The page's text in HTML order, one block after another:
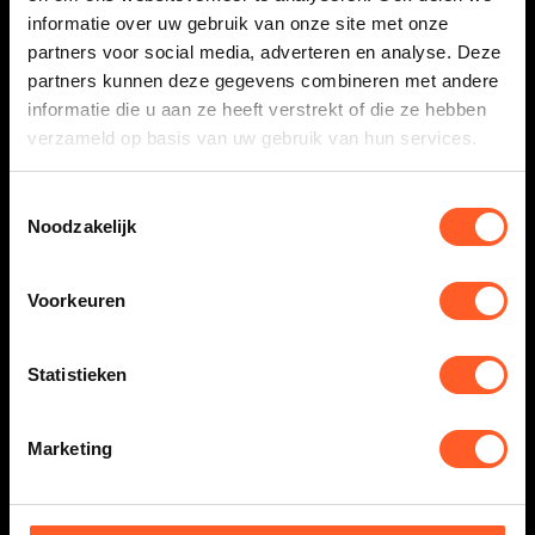
informatie over uw gebruik van onze site met onze
partners voor social media, adverteren en analyse. Deze
partners kunnen deze gegevens combineren met andere
informatie die u aan ze heeft verstrekt of die ze hebben
verzameld op basis van uw gebruik van hun services.
Noodzakelijk
Voorkeuren
Statistieken
Marketing
met ons af naar een nieuw fietsseizoen!
LEES HET BERICHT
geopend!
november 2026 staat dé ultieme MTB-uitdaging